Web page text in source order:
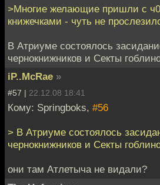
>Многие желающие пришли с
книжечками - чуть не
В Атриуме состоялось
чернокнижников и Секты
iP..McRae »
#57 | 22.12.08 18:41
Кому: Springboks, #56
> В Атриуме состоялось
чернокнижников и Секты
они там Атлетыча не видали?